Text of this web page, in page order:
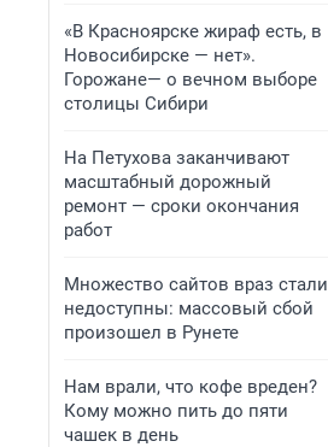
«В Красноярске жираф есть, в
Новосибирске — нет».
Горожане— о вечном выборе
столицы Сибири
На Петухова заканчивают
масштабный дорожный
ремонт — сроки окончания
работ
Множество сайтов враз стали
недоступны: массовый сбой
произошел в Рунете
Нам врали, что кофе вреден?
Кому можно пить до пяти
чашек в день